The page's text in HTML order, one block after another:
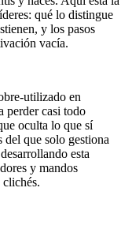
qué lo distingue
y los pasos
vacía.
utilizado en
perder casi todo
oculta lo que sí
que solo gestiona
esta
y mandos